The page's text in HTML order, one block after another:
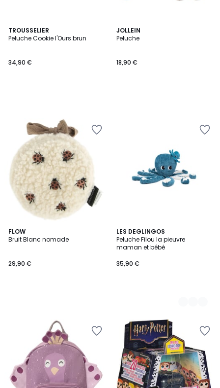
TROUSSELIER
Peluche Cookie l'Ours brun
34,90 €
JOLLEIN
Peluche
18,90 €
FLOW
Bruit Blanc nomade
29,90 €
LES DEGLINGOS
Peluche Filou la pieuvre
maman et bébé
35,90 €
2
Couleurs